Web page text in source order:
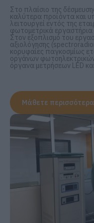
Στο πλαίσιο της
καλύτερα προϊόντα και
λειτουργεί εντός της
φωτομετρικά εργαστήρια
Στον εξοπλισμό του
αξιολόγησης
κορυφαίες παγκοσμίως
οργάνων
όργανα μετρήσεων LED
Μάθετε περισσότερα